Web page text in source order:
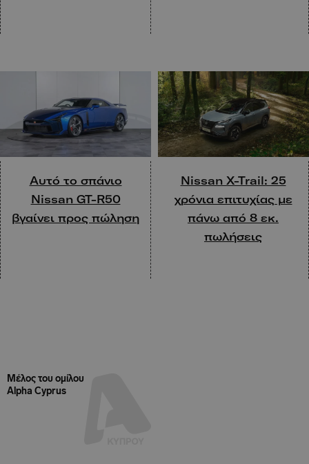
Αυτό το σπάνιο
Nissan GT-R50
βγαίνει προς πώληση
Nissan X-Trail: 25
χρόνια επιτυχίας με
πάνω από 8 εκ.
πωλήσεις
Μέλος του ομίλου
Alpha Cyprus